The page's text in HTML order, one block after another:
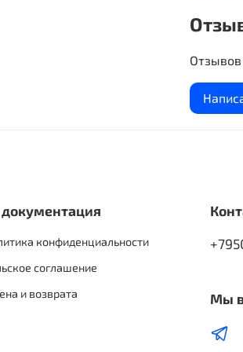
«Вижу»
когда
котором
конфиденциальности
соглашение
и возврата
Мы в